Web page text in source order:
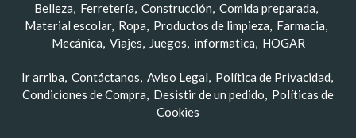
Belleza
Ferretería Construcción Comida preparada
Material escolar Ropa Productos de limpieza
Farmacia
Mecánica Viajes Juegos informatica HOGAR
Ir arriba Contáctanos Aviso Legal
Política de Privacidad
Condiciones de Compra
Desistir de un pedido
Políticas de
Cookies